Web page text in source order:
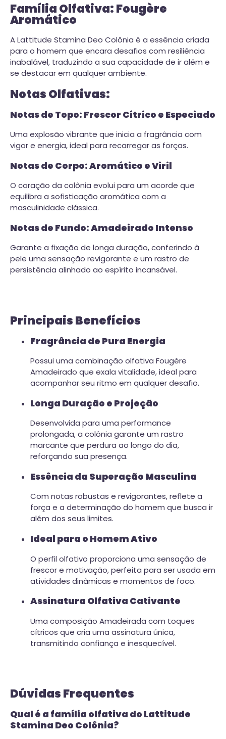
Família Olfativa: Fougère
Aromático
A Lattitude Stamina Deo Colônia é a essência criada
para o homem que encara desafios com resiliência
inabalável, traduzindo a sua capacidade de ir além e
se destacar em qualquer ambiente.
Notas Olfativas:
Notas de Topo: Frescor Cítrico e Especiado
Uma explosão vibrante que inicia a fragrância com
vigor e energia, ideal para recarregar as forças.
Notas de Corpo: Aromático e Viril
O coração da colônia evolui para um acorde que
equilibra a sofisticação aromática com a
masculinidade clássica.
Notas de Fundo: Amadeirado Intenso
Garante a fixação de longa duração, conferindo à
pele uma sensação revigorante e um rastro de
persistência alinhado ao espírito incansável.
Principais Benefícios
Fragrância de Pura Energia
Possui uma combinação olfativa Fougère
Amadeirado que exala vitalidade, ideal para
acompanhar seu ritmo em qualquer desafio.
Longa Duração e Projeção
Desenvolvida para uma performance
prolongada, a colônia garante um rastro
marcante que perdura ao longo do dia,
reforçando sua presença.
Essência da Superação Masculina
Com notas robustas e revigorantes, reflete a
força e a determinação do homem que busca ir
além dos seus limites.
Ideal para o Homem Ativo
O perfil olfativo proporciona uma sensação de
frescor e motivação, perfeita para ser usada em
atividades dinâmicas e momentos de foco.
Assinatura Olfativa Cativante
Uma composição Amadeirada com toques
cítricos que cria uma assinatura única,
transmitindo confiança e inesquecível.
Dúvidas Frequentes
Qual é a família olfativa do Lattitude
Stamina Deo Colônia?